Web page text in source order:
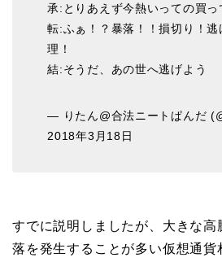
承:とりあえず今熱いっての買っ
転:ふぁ！？暴落！！損切り！逃
理！
結:そうだ、あの世へ逃げよう
— りたん@合法ニートぱんだ
2018年3月18日
すでに説明しましたが、大きな高
落を発生することが多い仮想通